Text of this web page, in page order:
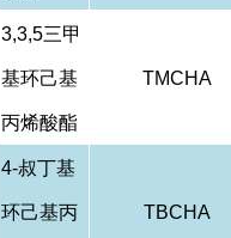
3,3,5三甲
基环己基
丙烯酸酯
TMCHA
4-叔丁基
环己基丙 TBCHA